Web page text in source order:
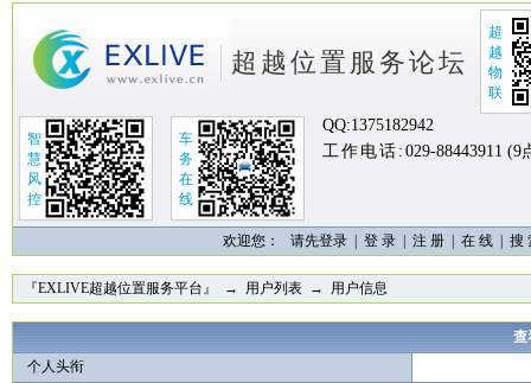
超越位置服务论坛
超
越
物
联
智
慧
风
控
车
务
在
线
QQ:1375182942
工作电话: 029-88443911 (9
欢迎您： 请先登录 | 登 录 注 册 在 线 搜
『EXLIVE超越位置服务平台』 → 用户列表→ 用户信息
查
个人头衔